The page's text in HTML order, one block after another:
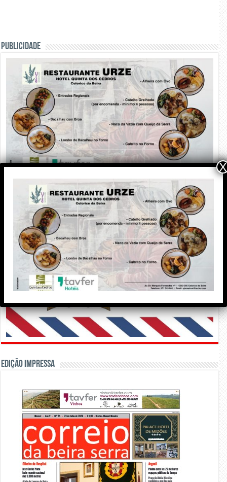
PUBLICIDADE
PUBLICIDADE
Edição Impressa
X